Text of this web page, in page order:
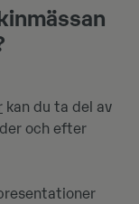
kan du ta del av
och efter